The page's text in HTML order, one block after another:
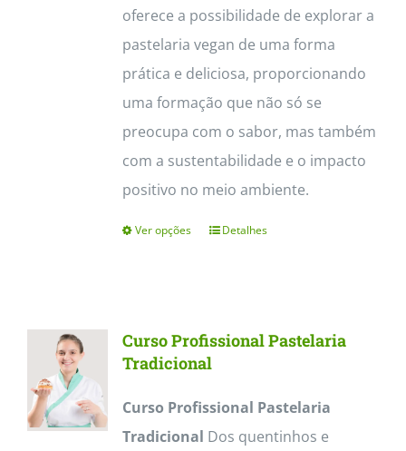
oferece a possibilidade de explorar a
pastelaria vegan de uma forma
prática e deliciosa, proporcionando
uma formação que não só se
preocupa com o sabor, mas também
com a sustentabilidade e o impacto
positivo no meio ambiente.
Ver opções
This
variants.
options
may
Detalhes
Curso Profissional Pastelaria
Tradicional
Curso Profissional Pastelaria
Tradicional Dos quentinhos e